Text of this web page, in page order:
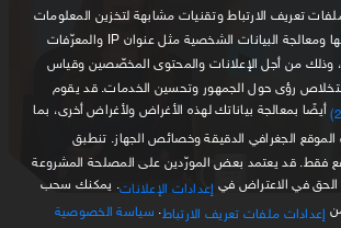
تعريف الارتباط وتقنيات مشابهة لتخزين المعلومات
على جهازك والوصول إليها ومعالجة البيانات الشخصية مثل عنوان IP والمعرّفات
وذلك من أجل الإعلانات والمحتوى المخصّصين وقياس
رؤى حول الجمهور وتحسين الخدمات. قد يقوم
أيضًا بمعالجة بياناتك لهذه الأغراض ولأغراض أخرى، بما
الجغرافي الدقيقة وخصائص الجهاز. تنطبق
فقط. قد يعتمد بعض المورّدين على المصلحة المشروعة
الحق في الاعتراض في إعدادات الإعلانات . يمكنك سحب
إعدادات ملفات تعريف الارتباط سياسة الخصوصية